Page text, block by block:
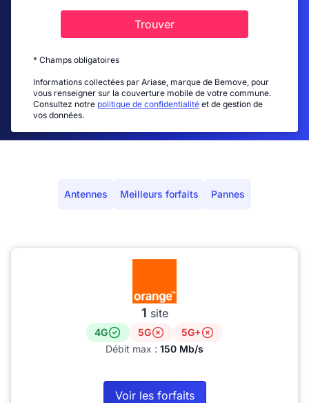
Trouver
* Champs obligatoires
Informations collectées par Ariase, marque de Bemove, pour
vous renseigner sur la couverture mobile de votre commune.
Consultez notre politique de confidentialité et de gestion de
vos données.
Antennes Meilleurs forfaits Pannes
1 site
4G 5G
5G+
Débit max : 150 Mb/s
Voir les forfaits